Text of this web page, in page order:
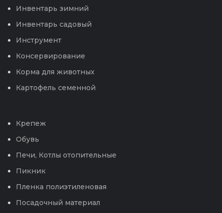
Инвентарь зимний
Инвентарь садовый
Инструмент
Консервирование
Корма для животных
Картофель семенной
Крепеж
Обувь
Печи, Котлы отопительные
Пикник
Пленка полиэтиленовая
Посадочный материал